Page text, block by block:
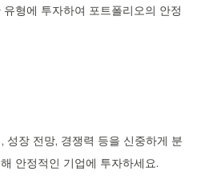
형에 투자하여 포트폴리오의 안정
성장 전망, 경쟁력 등을 신중하게 분
안정적인 기업에 투자하세요.